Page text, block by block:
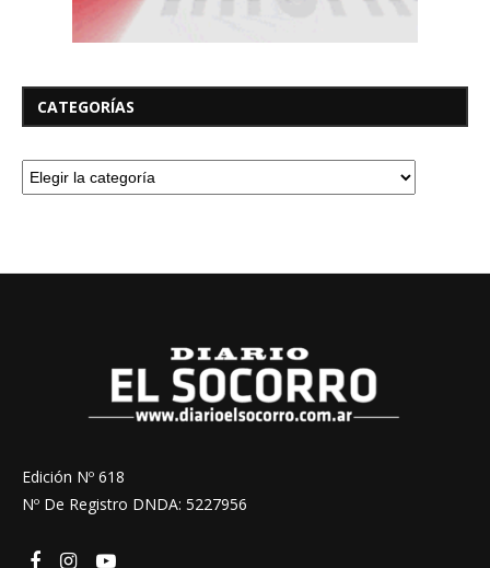
CATEGORÍAS
Edición Nº 618
Nº De Registro DNDA: 5227956